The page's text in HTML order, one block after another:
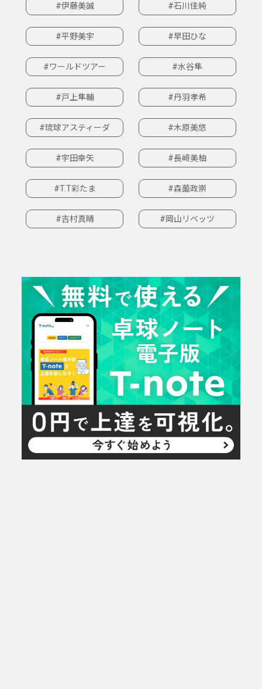
#伊藤美誠 #石川佳純
#平野美宇 #早田ひな
#ワールドツアー #水谷隼
#戸上隼輔 #丹羽孝希
#琉球アスティーダ #木原美悠
#宇田幸矢 #長﨑美柚
#T.T彩たま #森薗政崇
#吉村真晴 #岡山リベッツ